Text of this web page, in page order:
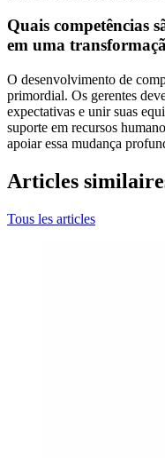
Quais competências
em uma
O desenvolvimento de
primordial. Os gerentes
expectativas e unir suas
suporte em recursos
apoiar essa mudança
Articles
Tous les articles